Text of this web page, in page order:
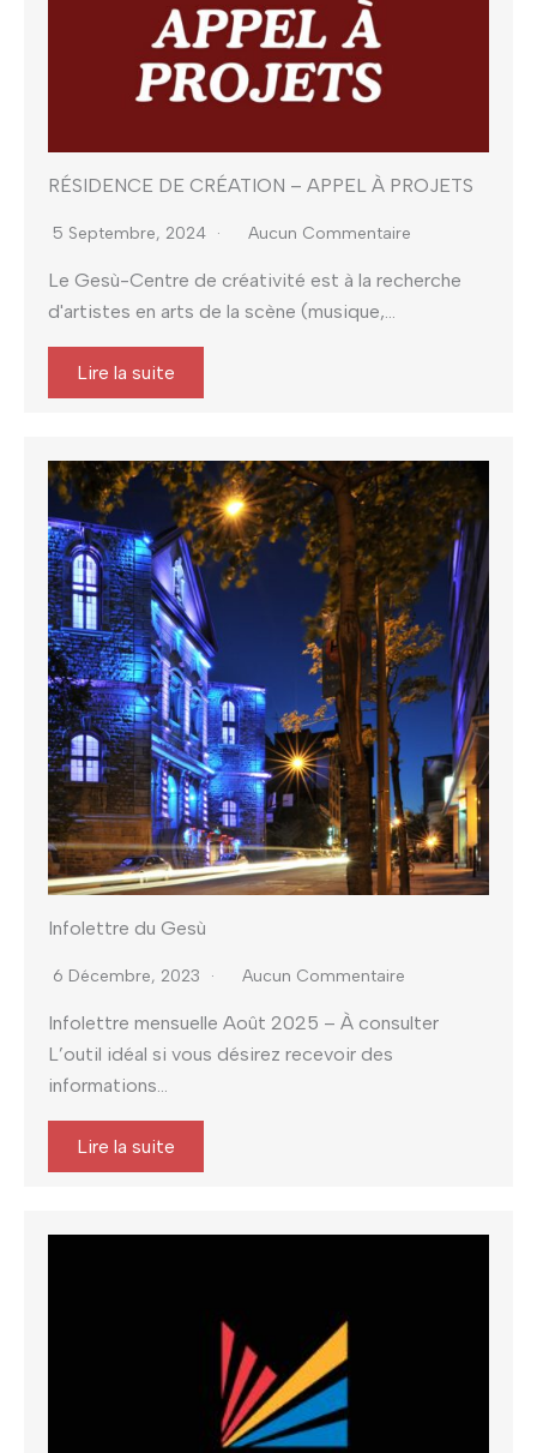
RÉSIDENCE DE CRÉATION – APPEL À PROJETS
5 Septembre, 2024 Aucun Commentaire
Le Gesù-Centre de créativité est à la recherche
d'artistes en arts de la scène (musique,...
Lire la suite
Infolettre du Gesù
6 Décembre, 2023 Aucun Commentaire
Infolettre mensuelle Août 2025 – À consulter
L’outil idéal si vous désirez recevoir des
informations...
Lire la suite